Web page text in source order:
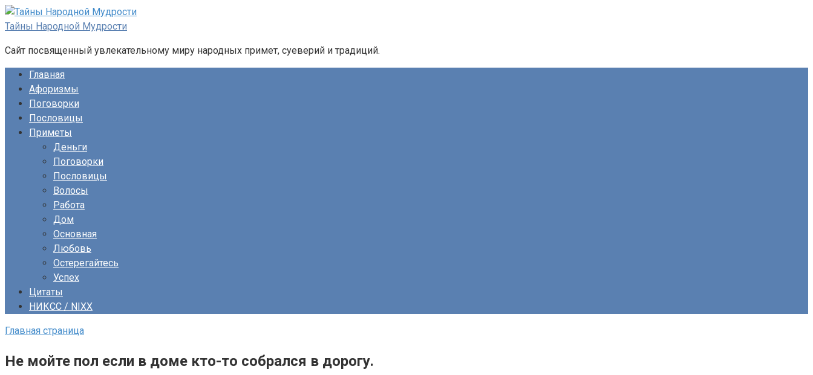
Перейти
к
Тайны Народной Мудрости
Сайт посвященный увлекательному миру народных примет, суеверий и традиций.
Главная
Афоризмы
Поговорки
Пословицы
Приметы
Деньги
Поговорки
Пословицы
Волосы
Работа
Дом
Основная
Любовь
Остерегайтесь
Успех
Цитаты
НИКСС / NIXX
Главная страница
Не мойте пол если в доме кто-то собрался в дорогу.